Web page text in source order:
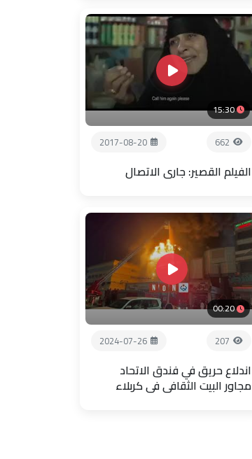
15:30
662
2017-08-20
الفيلم القصير: جاري الاتصال
00:20
207
2024-07-26
اندلاع حريق في فندق الاتحاد
مجاور البيت الثقافي في كربلاء